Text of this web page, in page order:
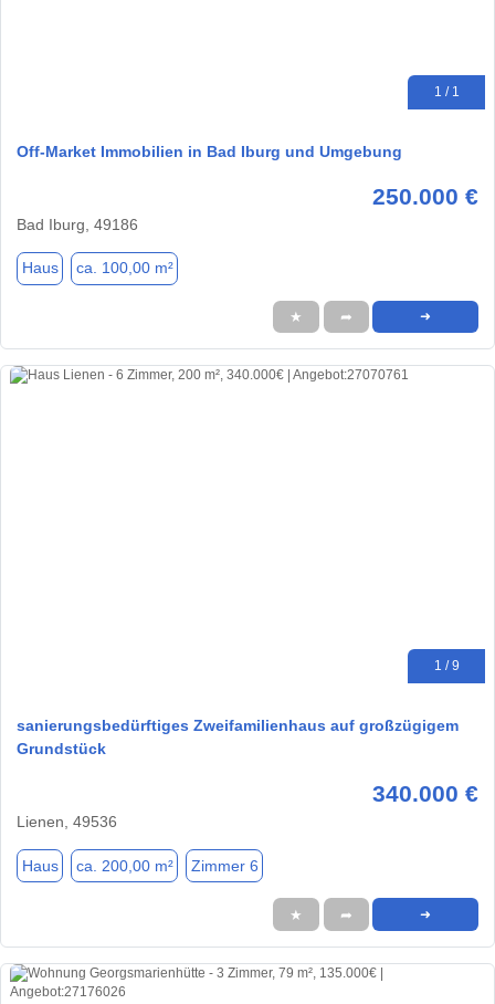
1 / 1
Off-Market Immobilien in Bad Iburg und Umgebung
250.000 €
Bad Iburg, 49186
Haus ca. 100,00 m²
★ ➦ ➜
1 / 9
sanierungsbedürftiges Zweifamilienhaus auf großzügigem
Grundstück
340.000 €
Lienen, 49536
Haus ca. 200,00 m² Zimmer 6
★ ➦ ➜